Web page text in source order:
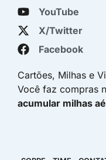
YouTube
X/Twitter
Facebook
Cartões, Milhas e
Você faz compras
acumular milhas